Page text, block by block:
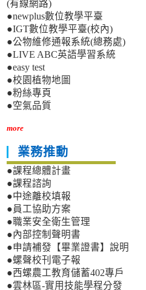
(有線網路)
●newplus數位教學平臺
●IGT數位教學平臺(校內)
●公物維修通報系統(總務處)
●LIVE ABC英語學習系統
●easy test
●校園植物地圖
●粉絲專頁
●空氣品質
more
業務推動
●課程總體計畫
●課程諮詢
●中途離校填報
●員工協助方案
●職業安全衛生管理
●內部控制聲明書
●申請補發【畢業證書】說明
●螺聲校刊電子報
●西螺農工教育儲蓄402專戶
●雲林區-實用技能學程分發